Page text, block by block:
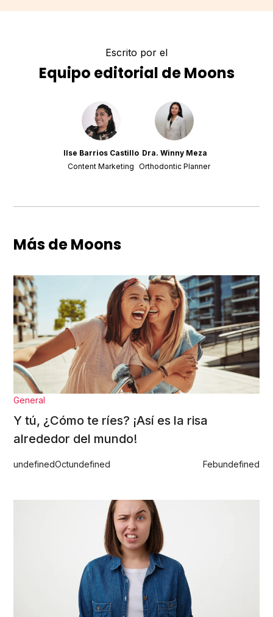
Escrito por el
Equipo editorial de Moons
Ilse Barrios Castillo
Content Marketing
Dra. Winny Meza
Orthodontic Planner
Más de Moons
General
Y tú, ¿Cómo te ríes? ¡Así es la risa
alrededor del mundo!
undefinedOctundefined Febundefined